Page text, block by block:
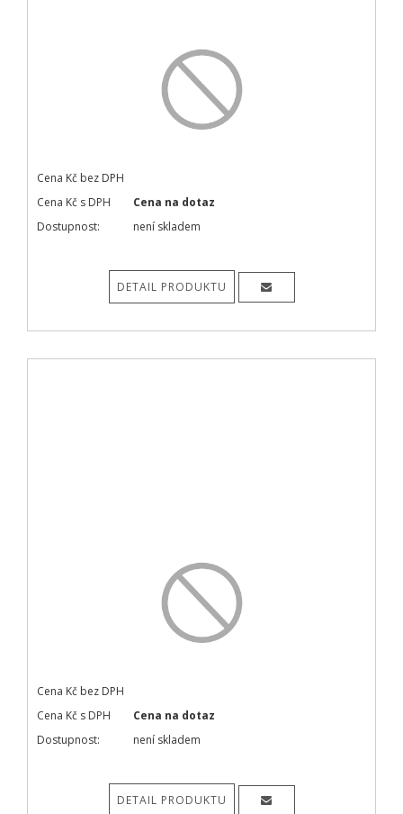
Cena Kč bez DPH
Cena Kč s DPH
Cena na dotaz
Dostupnost:
není skladem
DETAIL PRODUKTU
Cena Kč bez DPH
Cena Kč s DPH
Cena na dotaz
Dostupnost:
není skladem
DETAIL PRODUKTU